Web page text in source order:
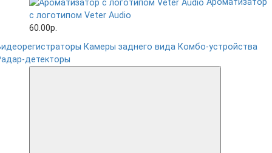
Ароматизатор
с логотипом Veter Audio
60.00р.
Камеры заднего вида Комбо-устройства
детекторы